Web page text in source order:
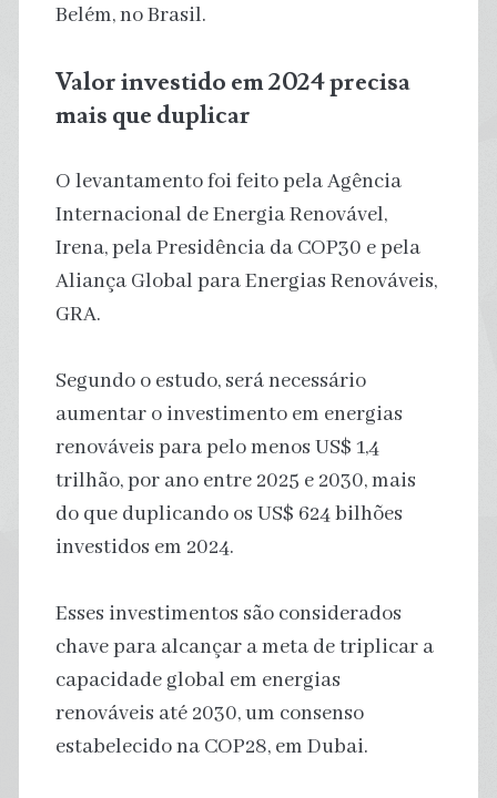
Belém, no Brasil.
Valor investido em 2024 precisa
mais que duplicar
O levantamento foi feito pela Agência
Internacional de Energia Renovável,
Irena, pela Presidência da COP30 e pela
Aliança Global para Energias Renováveis,
GRA.
Segundo o estudo, será necessário
aumentar o investimento em energias
renováveis ​​para pelo menos US$ 1,4
trilhão, por ano entre 2025 e 2030, mais
do que duplicando os US$ 624 bilhões
investidos em 2024.
Esses investimentos são considerados
chave para alcançar a meta de triplicar a
capacidade global em energias
renováveis até 2030, um consenso
estabelecido na COP28, em Dubai.